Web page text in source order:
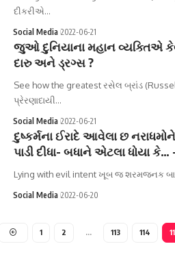
દીકરીએ…
Social Media 2022-06-21
જુઓ દુનિયાના મહાન વ્યક્તિએ કેવી
દારુ અને ડ્રગ્સ ?
See how the greatest રસેલ બ્રાંડ
પ્રેરણાદાયી…
Social Media 2022-06-21
દુષ્કર્મના ઈરાદે આવેલા છ
પાડી દીધા- બધાને એટલા ધોયા
Lying with evil intent ખૂબ જ શરમજનક
Social Media 2022-06-20
1 2 … 113 114